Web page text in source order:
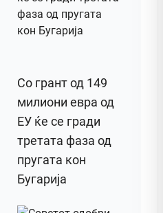
Со грант од 149
милиони евра од
ЕУ ќе се гради
третата фаза од
пругата кон
Бугарија